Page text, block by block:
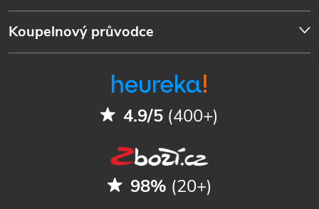
Koupelnový průvodce
4.9/5 (400+)
98% (20+)